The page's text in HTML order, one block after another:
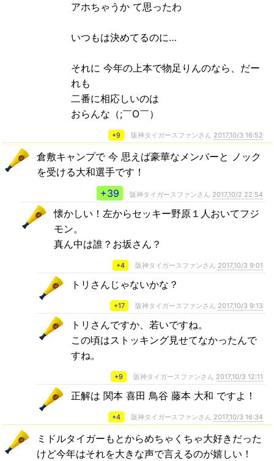
アホちゃうか て思ったわ
いつもは決めてるのに…
それに 今年の上本で物足りんのなら、だー
れも
二番に相応しいのは
おらんな（;￣O￣）
+9 阪神タイガースファンさん 2017,10/3 16:52
倉敷キャンプで 今 思えば豪華なメンバーと ノック
を受ける大和選手です！
+39
阪神タイガースファンさん 2017,10/2 22:54
懐かしい！左からセッキー野原１人おいてフジ
モン。
真ん中は誰？お坂さん？
+4 阪神タイガースファンさん 2017,10/3 9:01
トリさんじゃないかな？
+17 阪神タイガースファンさん 2017,10/3 9:13
トリさんですか、若いですね。
この頃はストッキング見せてなかったんで
すね。
+9 阪神タイガースファンさん 2017,10/3 12:11
正解は 関本 喜田 鳥谷 藤本 大和 ですよ！
+4 阪神タイガースファンさん 2017,10/3 16:34
ミドルタイガーもとからめちゃくちゃ大好きだった
けど今年はそれを大きな声で言えるのが嬉しい！